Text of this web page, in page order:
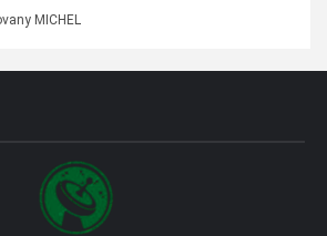
MICHEL